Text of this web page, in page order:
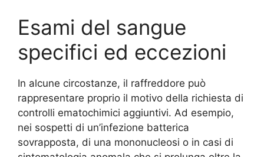
Esami del sangue
specifici ed eccezioni
In alcune circostanze, il raffreddore può
rappresentare proprio il motivo della richiesta di
controlli ematochimici aggiuntivi. Ad esempio,
nei sospetti di un’infezione batterica
sovrapposta, di una mononucleosi o in casi di